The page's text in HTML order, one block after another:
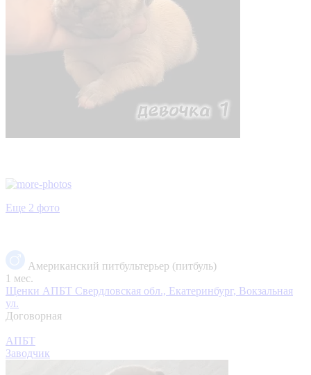
Еще 2 фото
Американский питбультерьер (питбуль)
1 мес.
Щенки АПБТ Свердловская обл., Екатеринбург, Вокзальная
ул.
Договорная
АПБТ
Заводчик